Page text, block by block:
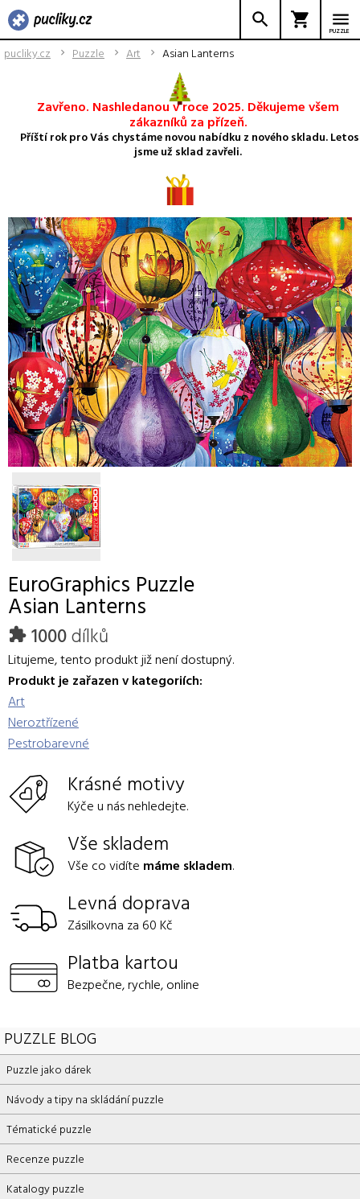
PUZZLE
pucliky.cz Puzzle Art Asian Lanterns
Zavřeno. Nashledanou v roce 2025. Děkujeme všem
zákazníků za přízeň.
Příští rok pro Vás chystáme novou nabídku z nového skladu. Letos
jsme už sklad zavřeli.
EuroGraphics Puzzle
Asian Lanterns
1000dílků
Litujeme, tento produkt již není dostupný.
Produkt je zařazen v kategoriích:
Art
Neroztřízené
Pestrobarevné
Krásné motivy
Kýče u nás nehledejte.
Vše skladem
Vše co vidíte máme skladem.
Levná doprava
Zásilkovna za 60 Kč
Platba kartou
Bezpečne, rychle, online
PUZZLE BLOG
Puzzle jako dárek
Návody a tipy na skládání puzzle
Tématické puzzle
Recenze puzzle
Katalogy puzzle